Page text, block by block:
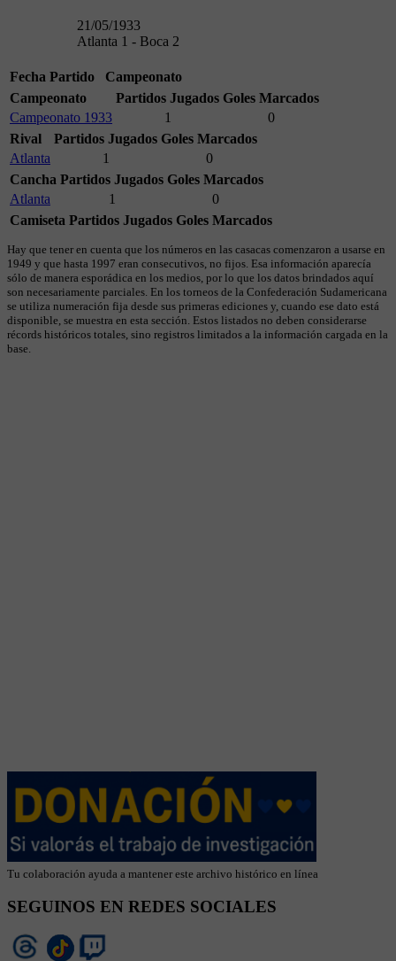
21/05/1933
Atlanta 1 - Boca 2
Fecha Partido
Campeonato
Campeonato
Partidos Jugados Goles Marcados
Campeonato 1933
1
0
Rival
Partidos Jugados Goles Marcados
Atlanta
1
0
Cancha Partidos Jugados Goles Marcados
Atlanta
1
0
Camiseta Partidos Jugados Goles Marcados
Hay que tener en cuenta que los números en las casacas comenzaron a usarse en
1949 y que hasta 1997 eran consecutivos, no fijos. Esa información aparecía
sólo de manera esporádica en los medios, por lo que los datos brindados aquí
son necesariamente parciales. En los torneos de la Confederación Sudamericana
se utiliza numeración fija desde sus primeras ediciones y, cuando ese dato está
disponible, se muestra en esta sección. Estos listados no deben considerarse
récords históricos totales, sino registros limitados a la información cargada en la
base.
Tu colaboración ayuda a mantener este archivo histórico en línea
SEGUINOS EN REDES SOCIALES